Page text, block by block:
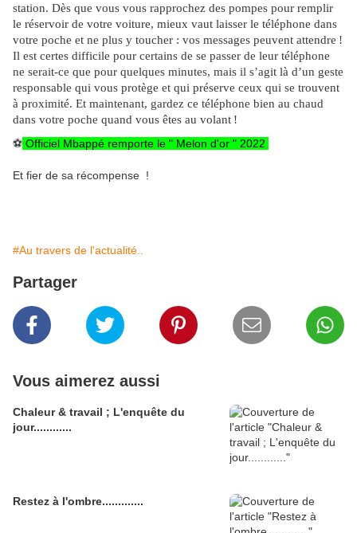
station. Dès que vous vous rapprochez des pompes pour remplir
le réservoir de votre voiture, mieux vaut laisser le téléphone dans
votre poche et ne plus y toucher : vos messages peuvent attendre !
Il est certes difficile pour certains de se passer de leur téléphone
ne serait-ce que pour quelques minutes, mais il s’agit là d’un geste
responsable qui vous protège et qui préserve ceux qui se trouvent
à proximité. Et maintenant, gardez ce téléphone bien au chaud
dans votre poche quand vous êtes au volant !
⚽ Officiel Mbappé remporte le " Melon d'or " 2022
Et fier de sa récompense !
#Au travers de l'actualité..
Partager
Vous aimerez aussi
Chaleur & travail ; L'enquête du
jour............
Restez à l'ombre.............